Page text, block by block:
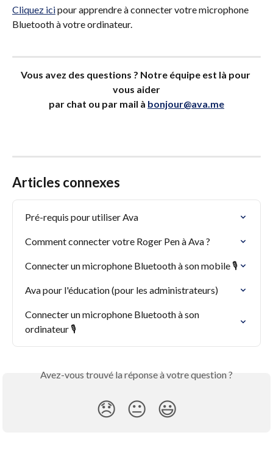
Cliquez ici pour apprendre à connecter votre microphone
Bluetooth à votre ordinateur.
Vous avez des questions ? Notre équipe est là pour
vous aider
par chat ou par mail à bonjour@ava.me
Articles connexes
Pré-requis pour utiliser Ava
Comment connecter votre Roger Pen à Ava ?
Connecter un microphone Bluetooth à son mobile 🎙️
Ava pour l'éducation (pour les administrateurs)
Connecter un microphone Bluetooth à son
ordinateur 🎙️
Avez-vous trouvé la réponse à votre question ?
😞 😐 😃